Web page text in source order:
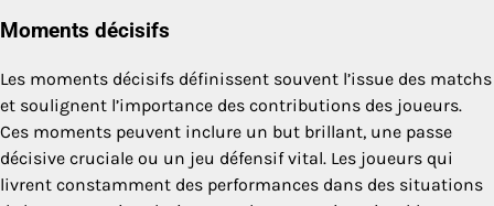
Moments décisifs
Les moments décisifs définissent souvent l’issue des matchs
et soulignent l’importance des contributions des joueurs.
Ces moments peuvent inclure un but brillant, une passe
décisive cruciale ou un jeu défensif vital. Les joueurs qui
livrent constamment des performances dans des situations